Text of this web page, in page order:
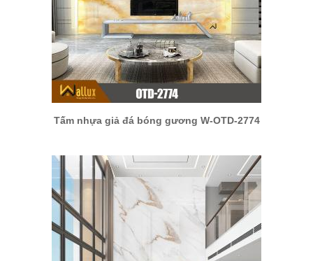
Tấm nhựa giả đá bóng gương W-OTD-2774